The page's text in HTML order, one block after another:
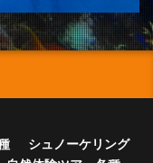
シュノーケリング